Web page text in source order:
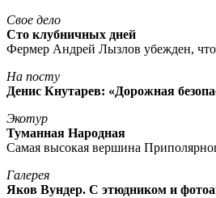
Свое дело
Сто клубничных дней
Фермер Андрей Лызлов убежден,
На посту
Денис Кнутарев: «Дорожная
Экотур
Туманная Народная
Самая высокая вершина
Галерея
Яков Вундер. С этюдником и